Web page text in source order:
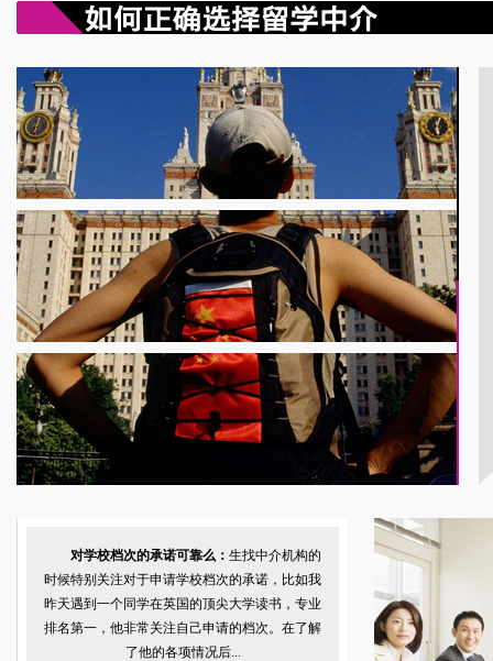
对学校档次的承诺可靠么： 生找中介机构的
时候特别关注对于申请学校档次的承诺，比如我
昨天遇到一个同学在英国的顶尖大学读书，专业
排名第一，他非常关注自己申请的档次。在了解
了他的各项情况后...